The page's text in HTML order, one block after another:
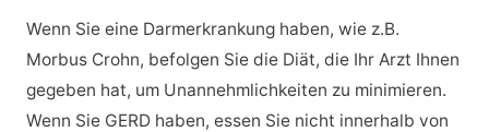
Wenn Sie eine Darmerkrankung haben, wie z.B.
Morbus Crohn, befolgen Sie die Diät, die Ihr Arzt Ihnen
gegeben hat, um Unannehmlichkeiten zu minimieren.
Wenn Sie GERD haben, essen Sie nicht innerhalb von